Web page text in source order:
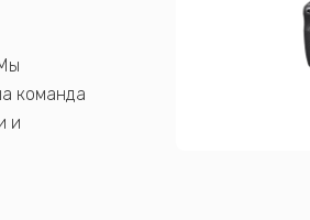
команда
и
а также